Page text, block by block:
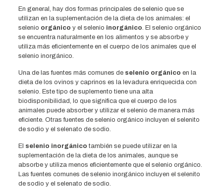
En general, hay dos formas principales de selenio que se
utilizan en la suplementación de la dieta de los animales: el
selenio orgánico y el selenio inorgánico. El selenio orgánico
se encuentra naturalmente en los alimentos y se absorbe y
utiliza más eficientemente en el cuerpo de los animales que el
selenio inorgánico.
Una de las fuentes más comunes de selenio orgánico en la
dieta de los ovinos y caprinos es la levadura enriquecida con
selenio. Este tipo de suplemento tiene una alta
biodisponibilidad, lo que significa que el cuerpo de los
animales puede absorber y utilizar el selenio de manera más
eficiente. Otras fuentes de selenio orgánico incluyen el selenito
de sodio y el selenato de sodio.
El selenio inorgánico también se puede utilizar en la
suplementación de la dieta de los animales, aunque se
absorbe y utiliza menos eficientemente que el selenio orgánico.
Las fuentes comunes de selenio inorgánico incluyen el selenito
de sodio y el selenato de sodio.